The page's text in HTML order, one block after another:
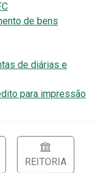
de bens
de diárias e
para impressão
REITORIA